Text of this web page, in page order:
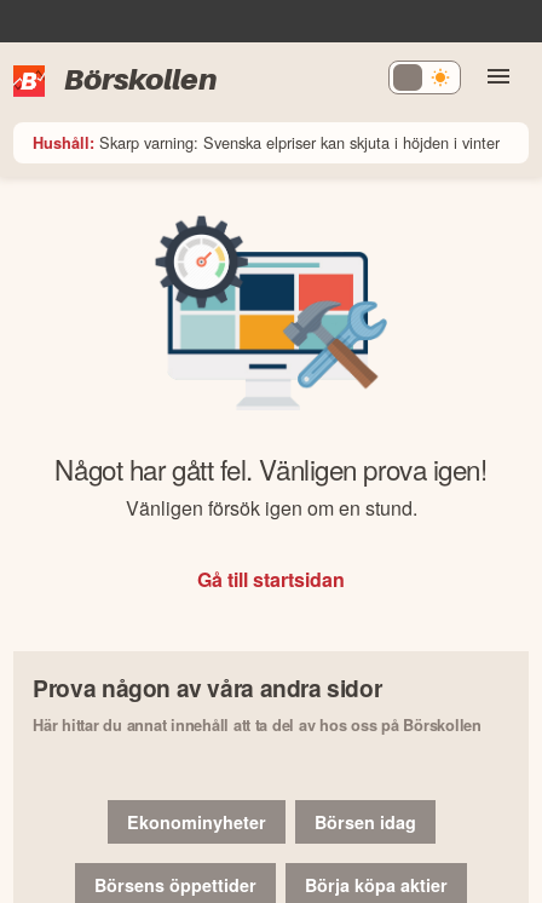
Börskollen
Hushåll: Skarp varning: Svenska elpriser kan skjuta i höjden i vinter
Något har gått fel. Vänligen prova igen!
Vänligen försök igen om en stund.
Gå till startsidan
Prova någon av våra andra sidor
Här hittar du annat innehåll att ta del av hos oss på Börskollen
Ekonominyheter Börsen idag
Börsens öppettider Börja köpa aktier